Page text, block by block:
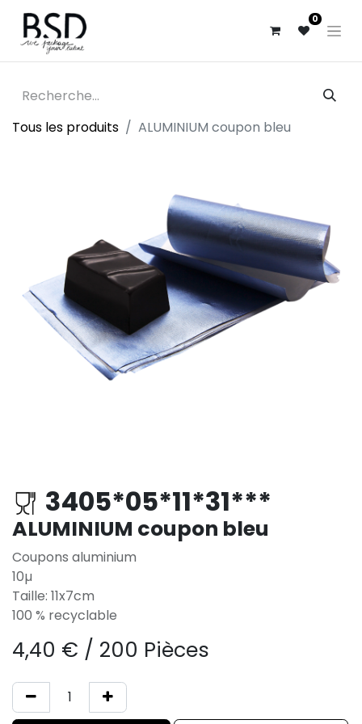
0
Tous les produits ALUMINIUM coupon bleu
3405*05*11*31***
ALUMINIUM coupon bleu
Coupons aluminium
10µ
Taille: 11x7cm
100 % recyclable
4,40 € / 200 Pièces